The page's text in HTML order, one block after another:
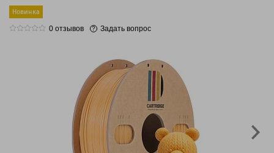
Новинка
0 отзывов Задать вопрос